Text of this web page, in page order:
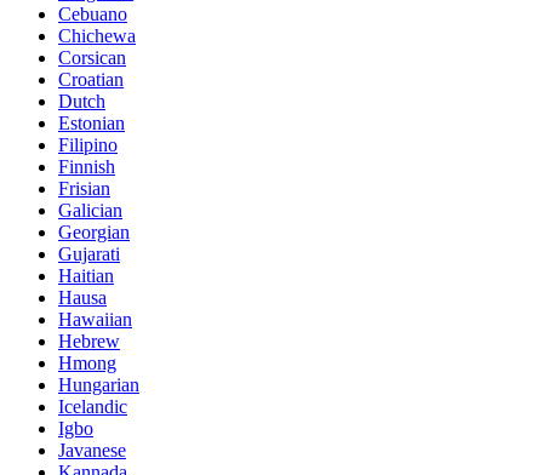
Cebuano
Chichewa
Corsican
Croatian
Dutch
Estonian
Filipino
Finnish
Frisian
Galician
Georgian
Gujarati
Haitian
Hausa
Hawaiian
Hebrew
Hmong
Hungarian
Icelandic
Igbo
Javanese